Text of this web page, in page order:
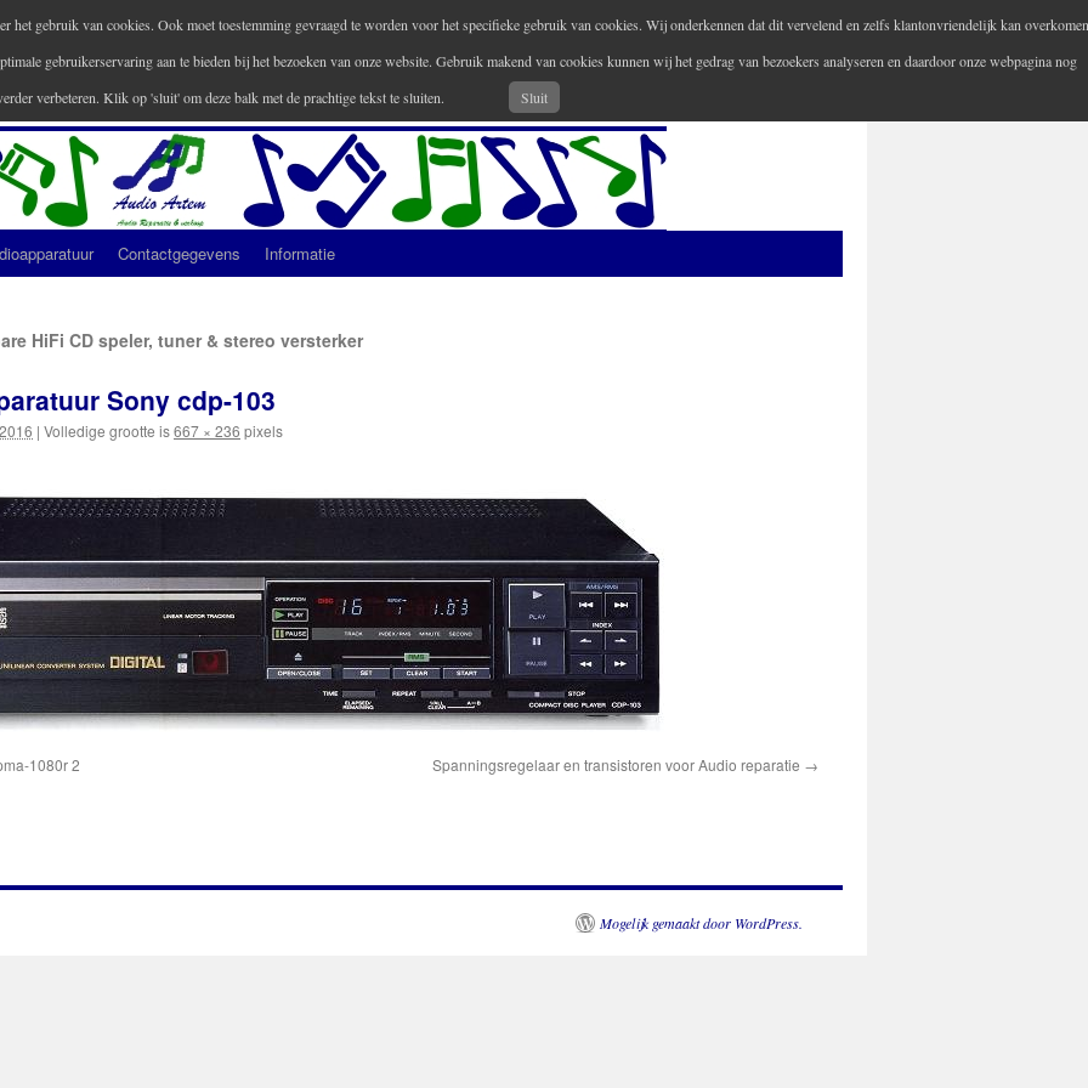
Contactgegevens Informatie
HiFi CD speler, tuner & stereo versterker
Sony cdp-103
| Volledige grootte is667 × 236 pixels
1080r 2 Spanningsregelaar en transistoren voor Audio reparatie
Mogelijk gemaakt door WordPress.
het gebruik van cookies. Ook moet toestemming gevraagd te worden voor het specifieke gebruik van cookies. Wij onderkennen dat dit vervelend en zelfs klantonvriendelijk kan
gebruikerservaring aan te bieden bij het bezoeken van onze website. Gebruik makend van cookies kunnen wij het gedrag van bezoekers analyseren en daardoor onze webpagina nog
verbeteren. Klik op 'sluit' om deze balk met de prachtige tekst te sluiten.
Sluit